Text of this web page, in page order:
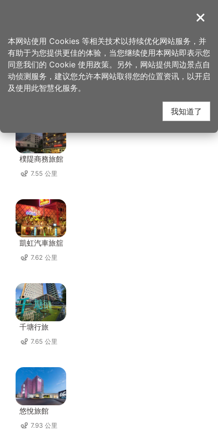
導覽
首页 > 想去的地方 > 美食、购物 > 爱地球木工坊
爱地球木工坊 周边住宿
樸隄商務旅館
7.55 公里
凱虹汽車旅舘
7.62 公里
千塘行旅
7.65 公里
悠悅旅館
7.93 公里
关闭
本网站使用 Cookies 等相关技术以持续优化网站服务，并
有助于为您提供更佳的体验，当您继续使用本网站即表示您
同意我们的 Cookie 使用政策。另外，网站提供周边景点自
动侦测服务，建议您允许本网站取得您的位置资讯，以开启
及使用此智慧化服务。
我知道了